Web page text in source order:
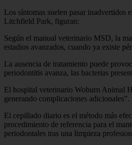
Los síntomas suelen pasar inadvertidos
Litchfield Park, figuran:
Según el manual veterinario MSD, la
estadios avanzados, cuando ya existe
La ausencia de tratamiento puede
periodontitis avanza, las bacterias
El hospital veterinario Woburn Animal
generando complicaciones
El cepillado diario es el método más
procedimiento de referencia para el
periodontales tras una limpieza